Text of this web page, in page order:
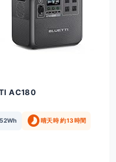
AC180
timelapse晴天時 約13時間